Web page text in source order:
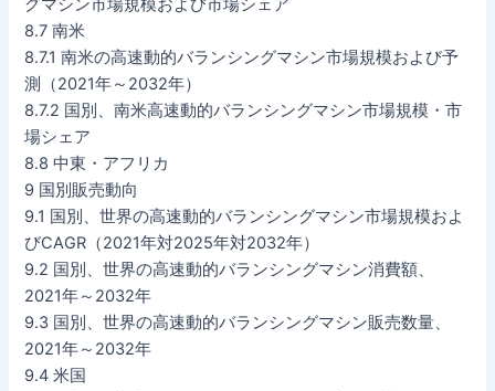
グマシン市場規模および市場シェア
8.7 南米
8.7.1 南米の高速動的バランシングマシン市場規模および予
測（2021年～2032年）
8.7.2 国別、南米高速動的バランシングマシン市場規模・市
場シェア
8.8 中東・アフリカ
9 国別販売動向
9.1 国別、世界の高速動的バランシングマシン市場規模およ
びCAGR（2021年対2025年対2032年）
9.2 国別、世界の高速動的バランシングマシン消費額、
2021年～2032年
9.3 国別、世界の高速動的バランシングマシン販売数量、
2021年～2032年
9.4 米国